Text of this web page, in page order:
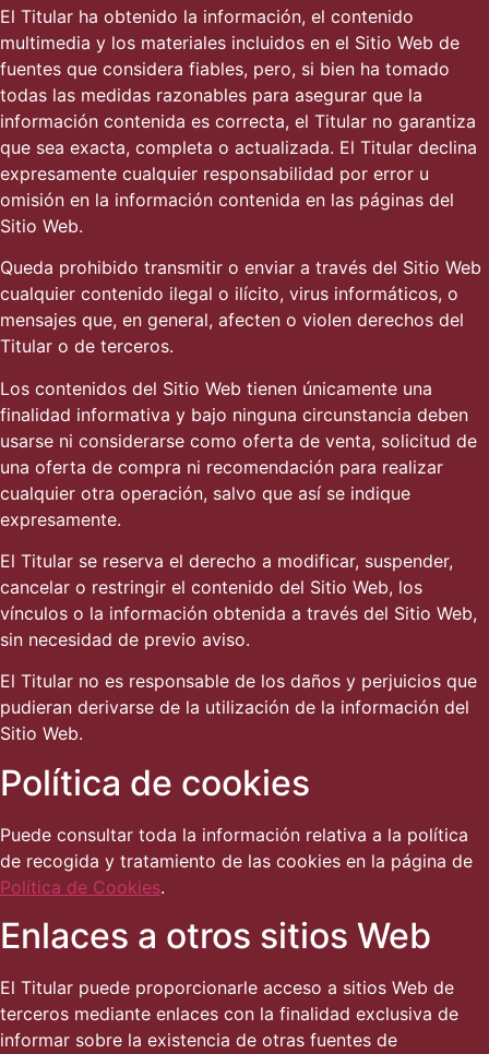
El Titular ha obtenido la información, el contenido
multimedia y los materiales incluidos en el Sitio Web de
fuentes que considera fiables, pero, si bien ha tomado
todas las medidas razonables para asegurar que la
información contenida es correcta, el Titular no garantiza
que sea exacta, completa o actualizada. El Titular declina
expresamente cualquier responsabilidad por error u
omisión en la información contenida en las páginas del
Sitio Web.
Queda prohibido transmitir o enviar a través del Sitio Web
cualquier contenido ilegal o ilícito, virus informáticos, o
mensajes que, en general, afecten o violen derechos del
Titular o de terceros.
Los contenidos del Sitio Web tienen únicamente una
finalidad informativa y bajo ninguna circunstancia deben
usarse ni considerarse como oferta de venta, solicitud de
una oferta de compra ni recomendación para realizar
cualquier otra operación, salvo que así se indique
expresamente.
El Titular se reserva el derecho a modificar, suspender,
cancelar o restringir el contenido del Sitio Web, los
vínculos o la información obtenida a través del Sitio Web,
sin necesidad de previo aviso.
El Titular no es responsable de los daños y perjuicios que
pudieran derivarse de la utilización de la información del
Sitio Web.
Política de cookies
Puede consultar toda la información relativa a la política
de recogida y tratamiento de las cookies en la página de
Política de Cookies.
Enlaces a otros sitios Web
El Titular puede proporcionarle acceso a sitios Web de
terceros mediante enlaces con la finalidad exclusiva de
informar sobre la existencia de otras fuentes de